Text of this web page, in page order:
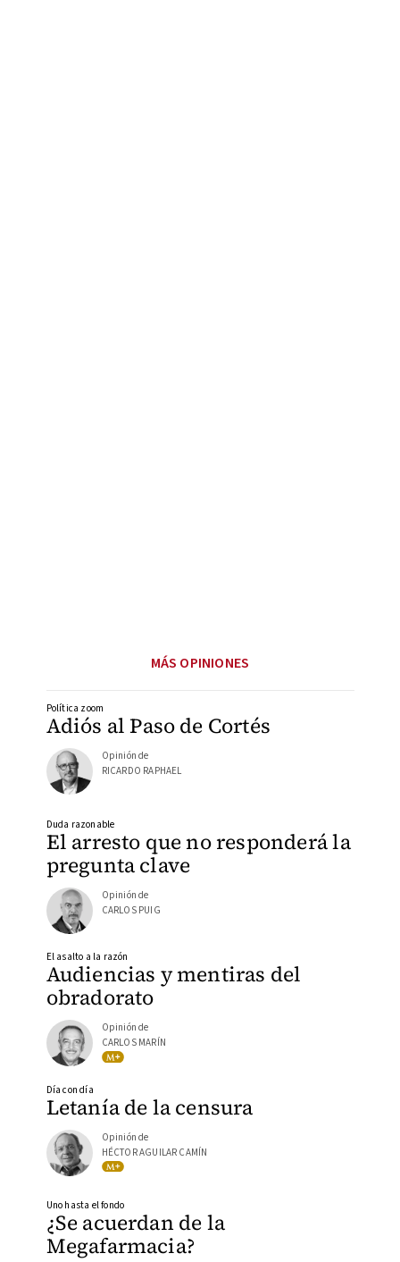
MÁS OPINIONES
Adiós al Paso de Cortés
Política zoom
Opinión de
RICARDO RAPHAEL
El arresto que no responderá la
pregunta clave
Duda razonable
Opinión de
CARLOS PUIG
Audiencias y mentiras del
obradorato
El asalto a la razón
Opinión de
CARLOS MARÍN
Letanía de la censura
Día con día
Opinión de
HÉCTOR AGUILAR CAMÍN
¿Se acuerdan de la
Megafarmacia?
Uno hasta el fondo